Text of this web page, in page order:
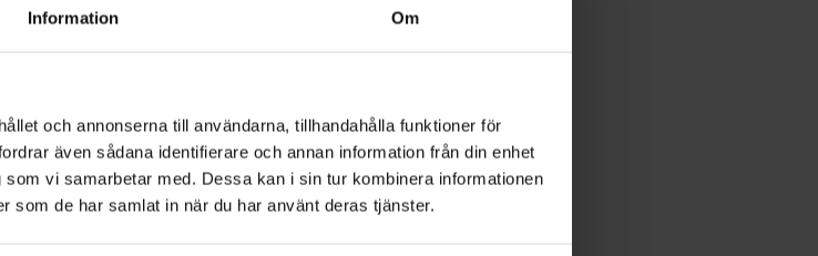
Information Om
och annonserna till användarna, tillhandahålla funktioner för
även sådana identifierare och annan information från din enhet
vi samarbetar med. Dessa kan i sin tur kombinera informationen
som de har samlat in när du har använt deras tjänster.